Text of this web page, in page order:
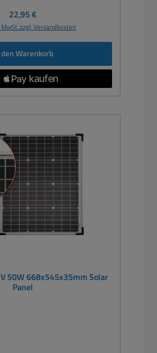
Regulärer Preis:
22,95 €
zzgl. Versandkosten
Warenkorb
50W 668x545x35mm Solar
Panel